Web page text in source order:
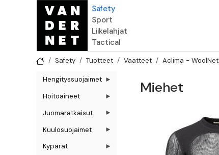
Hyppää pääsisältöön
Safety
Sport
Liikelahjat
Tactical
Safety Tuotteet Vaatteet Aclima - WoolNet
Miehet
Hengityssuojaimet
Hoitoaineet
Juomaratkaisut
Kuulosuojaimet
Kypärät